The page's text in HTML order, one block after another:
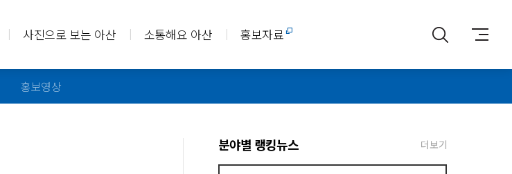
사진으로 보는 아산 소통해요 아산 홍보자료
홍보영상
분야별 랭킹뉴스 더보기